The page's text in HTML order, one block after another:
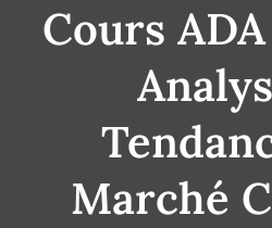
Cours
Marché